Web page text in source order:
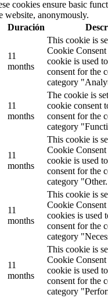
cookies ensure basic
website, anonymously.
Duración
11
months
This cookie is
Cookie
cookie is used
consent for the
category
11
months
The cookie is
cookie consent
consent for the
category
11
months
This cookie is
Cookie
cookie is used
consent for the
category "Other.
11
months
This cookie is
Cookie
cookies is used
consent for the
category
11
months
This cookie is
Cookie
cookie is used
consent for the
category